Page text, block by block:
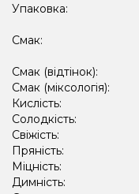
Упаковка:
Смак:
Смак (відтінок):
Смак (міксологія):
Кислість:
Солодкість:
Свіжість:
Пряність:
Міцність:
Димність: